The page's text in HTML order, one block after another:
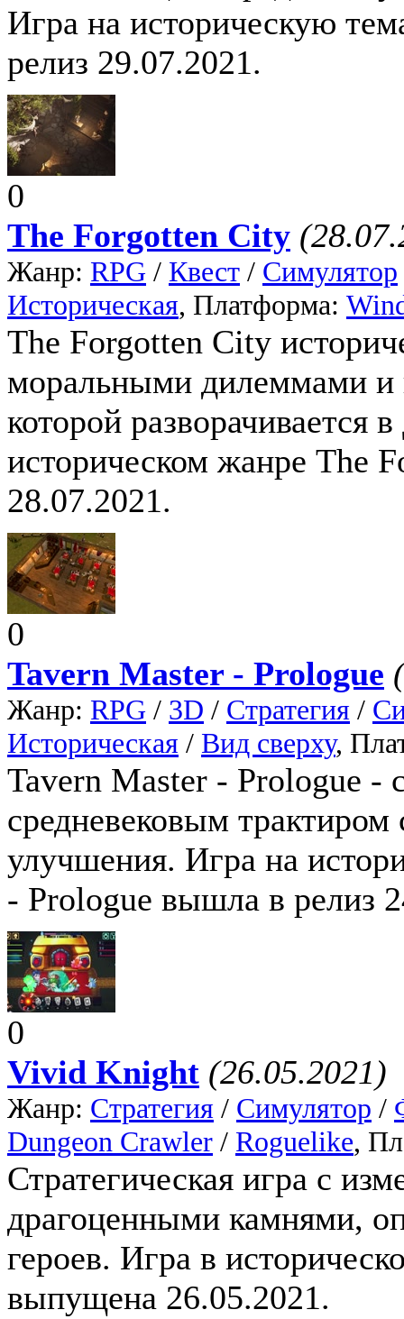
Игра на историческую
релиз 29.07.2021.
0
The Forgotten City
Жанр: RPG / Квест / Симулятор
Историческая, Платформа:
The Forgotten City
моральными дилеммами и
которой разворачивается
историческом жанре The
28.07.2021.
0
Tavern Master - Prologue
Жанр: RPG / 3D / Стратегия /
Историческая / Вид сверху,
Tavern Master - Prologue -
средневековым
улучшения. Игра на
- Prologue вышла в релиз
0
Vivid Knight (26.05.2021)
Жанр: Стратегия / Симулятор /
Dungeon Crawler / Roguelike,
Стратегическая игра с
драгоценными камнями,
героев. Игра в
выпущена 26.05.2021.